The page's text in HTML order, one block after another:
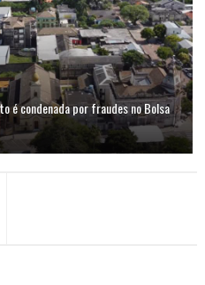
é condenada por fraudes no Bolsa